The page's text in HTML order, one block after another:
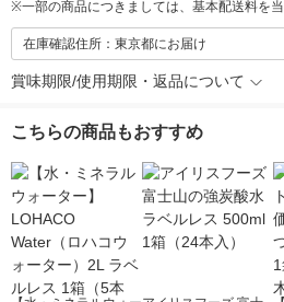
※一部の商品につきましては、基本配送料を
在庫確認住所：東京都にお届け
賞味期限/使用期限・返品について
こちらの商品もおすすめ